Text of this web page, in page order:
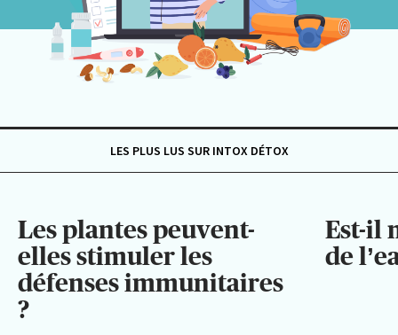
LES PLUS LUS SUR INTOX DÉTOX
Les plantes peuvent-
elles stimuler les
défenses immunitaires
?
Est-il
de